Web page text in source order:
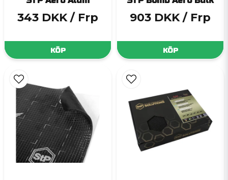
343 DKK / Frp
KÖP
903 DKK / Frp
KÖP